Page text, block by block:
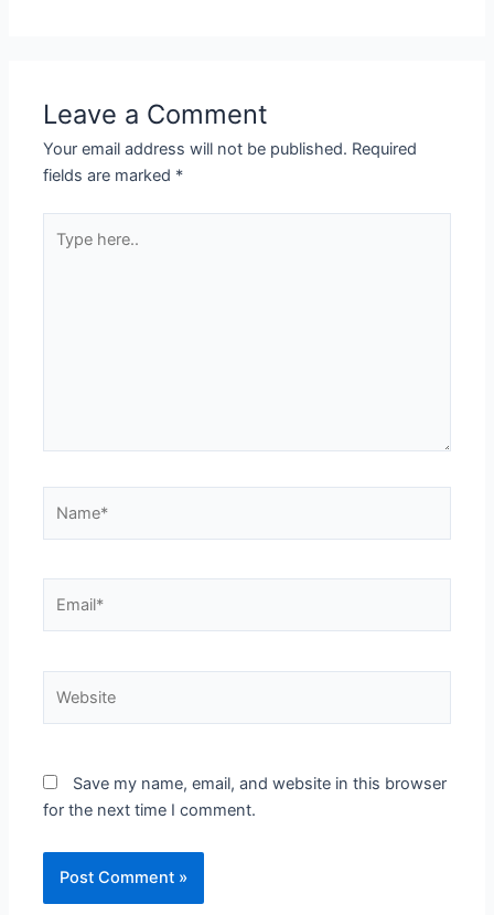
Leave a Comment
Your email address will not be published. Required
fields are marked *
here..
Save my name, email, and website in this browser
for the next time I comment.